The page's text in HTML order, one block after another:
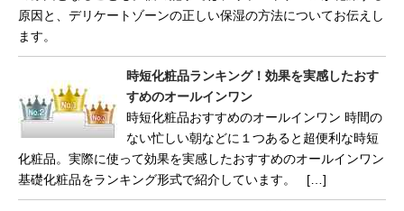
原因と、デリケートゾーンの正しい保湿の方法についてお伝えし
ます。
時短化粧品ランキング！効果を実感したおす
すめのオールインワン
時短化粧品おすすめのオールインワン 時間の
ない忙しい朝などに１つあると超便利な時短
化粧品。実際に使って効果を実感したおすすめのオールインワン
基礎化粧品をランキング形式で紹介しています。 […]